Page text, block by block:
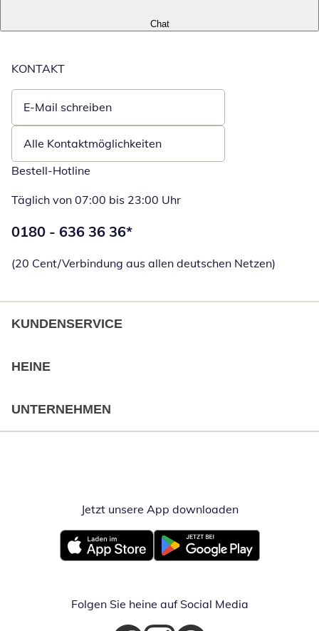
Chat
KONTAKT
E-Mail schreiben
Öffnet E-Mail-Client
Alle Kontaktmöglichkeiten
Bestell-Hotline
Täglich von 07:00 bis 23:00 Uhr
Telefonnummer:
0180 - 636 36 36*
(20 Cent/Verbindung aus allen deutschen Netzen)
KUNDENSERVICE
HEINE
UNTERNEHMEN
Jetzt unsere App downloadenÖffnet in
Öffnet in neuem FensterÖffnet in neuem Fenster
Folgen Sie heine auf Social Media